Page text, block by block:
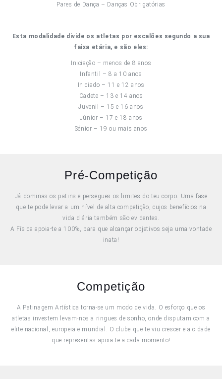
Pares de Dança – Danças Obrigatórias
Esta modalidade divide os atletas por escalões segundo a sua
faixa etária, e são eles:
Iniciação – menos de 8 anos
Infantil – 8 a 10 anos
Iniciado – 11 e 12 anos
Cadete – 13 e 14 anos
Juvenil – 15 e 16 anos
Júnior – 17 e 18 anos
Sénior – 19 ou mais anos
Pré-Competição
Já dominas os patins e persegues os limites do teu corpo. Uma fase
que te pode levar a um nível de alta competição, cujos benefícios na
vida diária também são evidentes.
A Física apoia-te a 100%, para que alcançar objetivos seja uma vontade
inata!
Competição
A Patinagem Artística torna-se um modo de vida. O esforço que os
atletas investem levam-nos a ringues de sonho, onde disputam com a
elite nacional, europeia e mundial. O clube que te viu crescer e a cidade
que representas apoia-te a cada momento!